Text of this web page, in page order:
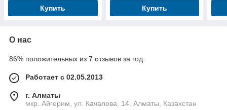
Купить Купить
О нас
86% положительных из 7 отзывов за год
Работает с 02.05.2013
г. Алматы
мкр. Айгерим, ул. Качалова, 14, Алматы, Казахстан